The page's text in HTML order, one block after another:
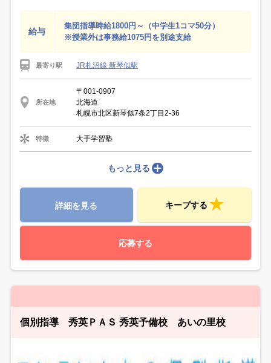
給与
集団指導時給1800円～（中学生1コマ50分）
※授業外は事務給1075円を別途支給
最寄り駅 JR札沼線 新琴似駅
所在地
〒001-0907
北海道
札幌市北区新琴似7条2丁目2‐36
特徴 大手学習塾
もっと見る
詳細を見る キープする
応募する
個別指導 秀英ＰＡＳ 秀英予備校 あいの里校